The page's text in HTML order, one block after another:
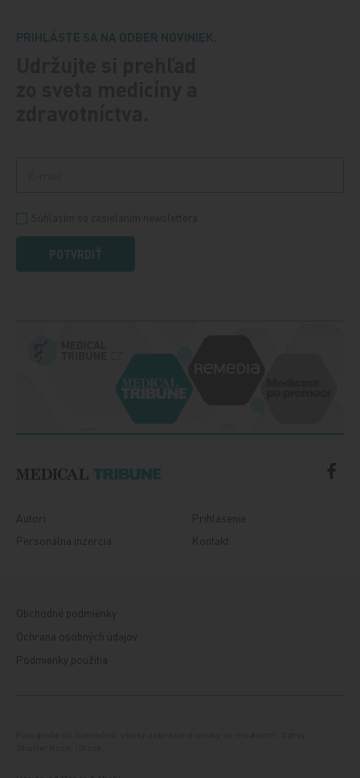
PRIHLÁSTE SA NA ODBER NOVINIEK.
POTVRDIŤ
Autori
Personálna inzercia
Prihlásenie
Kontakt
Obchodné podmienky
Ochrana osobných údajov
Podmienky použitia